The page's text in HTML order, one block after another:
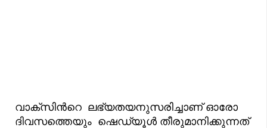
വാക്‌സിന്‍റെ ലഭ്യതയനുസരിച്ചാണ് ഓരോ
ദിവസത്തെയും ഷെഡ്യൂള്‍ തീരുമാനിക്കുന്നത്